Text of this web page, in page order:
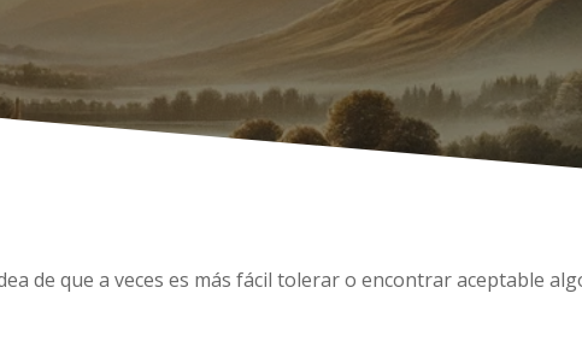
de que a veces es más fácil tolerar o encontrar aceptable